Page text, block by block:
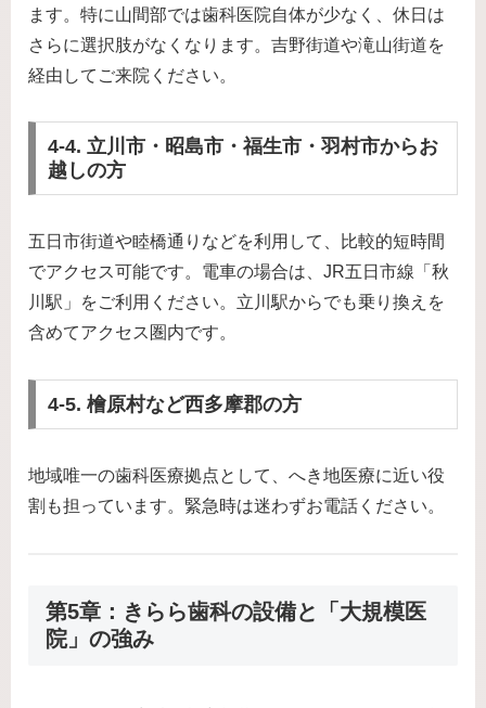
ます。特に山間部では歯科医院自体が少なく、休日は
さらに選択肢がなくなります。吉野街道や滝山街道を
経由してご来院ください。
4-4. 立川市・昭島市・福生市・羽村市からお
越しの方
五日市街道や睦橋通りなどを利用して、比較的短時間
でアクセス可能です。電車の場合は、JR五日市線「秋
川駅」をご利用ください。立川駅からでも乗り換えを
含めてアクセス圏内です。
4-5. 檜原村など西多摩郡の方
地域唯一の歯科医療拠点として、へき地医療に近い役
割も担っています。緊急時は迷わずお電話ください。
第5章：きらら歯科の設備と「大規模医
院」の強み